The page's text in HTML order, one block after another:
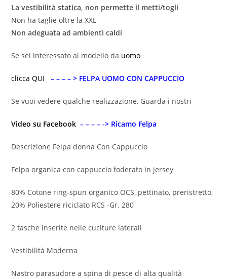
La vestibilità statica, non permette il metti/togli
Non ha taglie oltre la XXL
Non adeguata ad ambienti caldi
Se sei interessato al modello da uomo
clicca QUI – – – – > FELPA UOMO CON CAPPUCCIO
Se vuoi vedere qualche realizzazione, Guarda i nostri
Video su Facebook – – – – -> Ricamo Felpa
Descrizione Felpa donna Con Cappuccio
Felpa organica con cappuccio foderato in jersey
80% Cotone ring-spun organico OCS, pettinato, preristretto,
20% Poliestere riciclato RCS -Gr. 280
2 tasche inserite nelle cuciture laterali
Vestibilità Moderna
Nastro parasudore a spina di pesce di alta qualità